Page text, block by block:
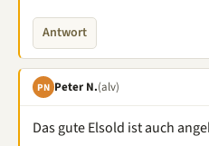
Antwort
PN Peter N.(alv)
Das gute Elsold ist auch